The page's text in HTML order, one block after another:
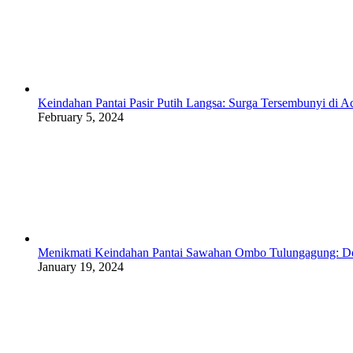
Keindahan Pantai Pasir Putih Langsa: Surga Tersembunyi di
February 5, 2024
Menikmati Keindahan Pantai Sawahan Ombo Tulungagung:
January 19, 2024